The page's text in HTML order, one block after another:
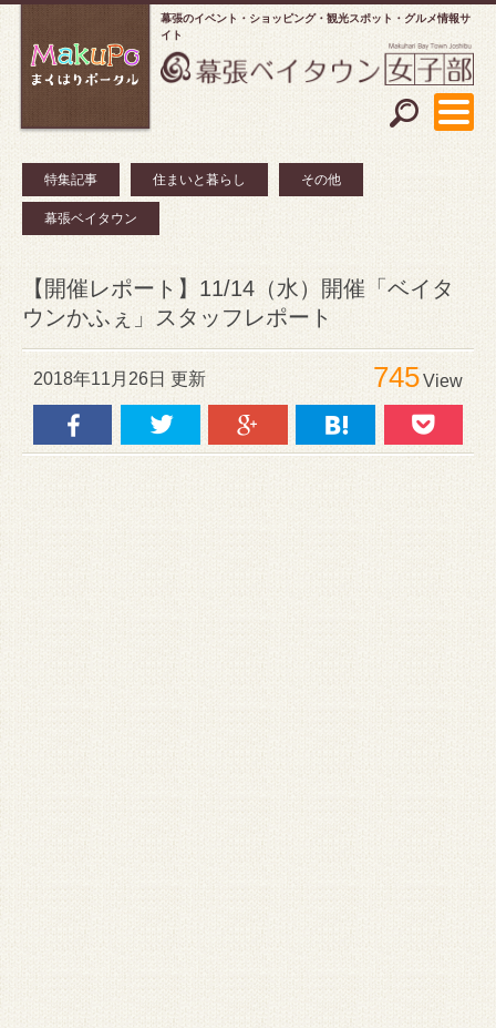
幕張のイベント・ショッピング
観光スポット・グルメ情報サ
イト
特集記事 住まいと暮らし その他
幕張ベイタウン
【開催レポート】11/14（水）開催「ベイタ
ウンかふぇ」スタッフレポート
2018年11月26日 更新 745View